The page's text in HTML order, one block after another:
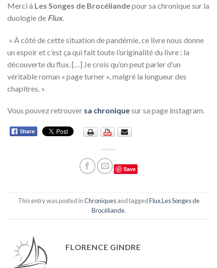
Merci à Les Songes de Brocéliandepour sa chronique sur la
duologie de Flux.
» À côté de cette situation de pandémie, ce livre nous donne
un espoir et c’est ça qui fait toute l’originalité du livre : la
découverte du flux. […] Je crois qu’on peut parler d’un
véritable roman « page turner », malgré la longueur des
chapitres. »
Vous pouvez retrouver sa chroniquesur sa page instagram.
Save
This entry was posted inChroniquesand taggedFlux,Les Songes de
Brocéliande.
FLORENCE GINDRE